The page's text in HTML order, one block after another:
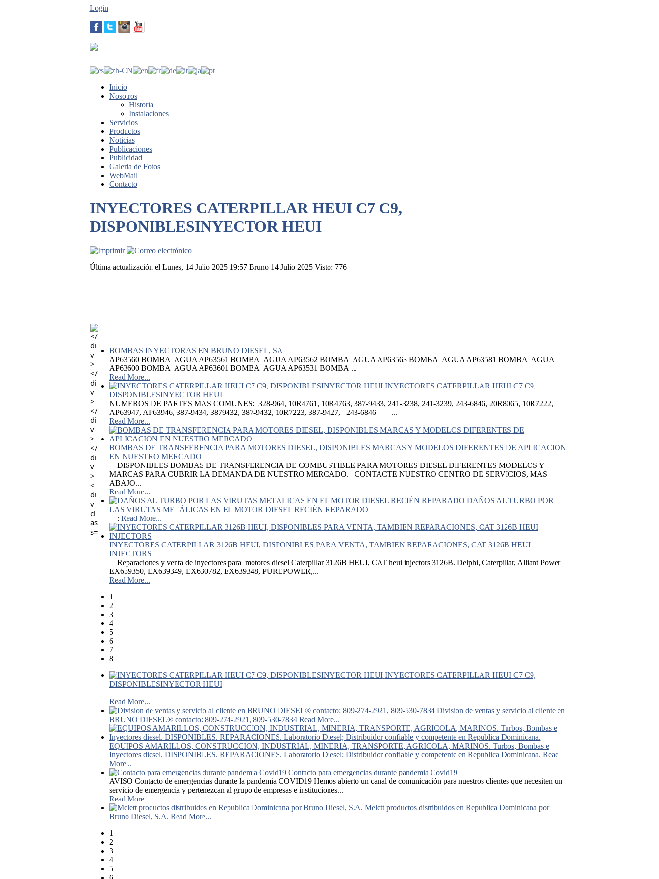
Login
Inicio
Nosotros
Historia
Instalaciones
Servicios
Productos
Noticias
Publicaciones
Publicidad
Galeria de Fotos
WebMail
Contacto
INYECTORES CATERPILLAR HEUI C7 C9,
DISPONIBLESINYECTOR HEUI
Última actualización el Lunes, 14 Julio 2025 19:57 Bruno 14 Julio 2025 Visto: 776
BOMBAS INYECTORAS EN BRUNO DIESEL, SA
AP63560 BOMBA AGUA AP63561 BOMBA AGUA AP63562 BOMBA AGUA AP63563 BOMBA AGUA AP63581 BOMBA AGUA
AP63600 BOMBA AGUA AP63601 BOMBA AGUA AP63531 BOMBA ...
Read More...
INYECTORES CATERPILLAR HEUI C7 C9,
DISPONIBLESINYECTOR HEUI
NUMEROS DE PARTES MAS COMUNES: 328-964, 10R4761, 10R4763, 387-9433, 241-3238, 241-3239, 243-6846, 20R8065, 10R7222,
AP63947, AP63946, 387-9434, 3879432, 387-9432, 10R7223, 387-9427, 243-6846 ...
Read More...
BOMBAS DE TRANSFERENCIA PARA MOTORES DIESEL, DISPONIBLES MARCAS Y MODELOS DIFERENTES DE APLICACION
EN NUESTRO MERCADO
DISPONIBLES BOMBAS DE TRANSFERENCIA DE COMBUSTIBLE PARA MOTORES DIESEL DIFERENTES MODELOS Y
MARCAS PARA CUBRIR LA DEMANDA DE NUESTRO MERCADO. CONTACTE NUESTRO CENTRO DE SERVICIOS, MAS
ABAJO...
Read More...
DAÑOS AL TURBO POR
LAS VIRUTAS METÁLICAS EN EL MOTOR DIESEL RECIÉN REPARADO
: Read More...
INYECTORES CATERPILLAR 3126B HEUI, DISPONIBLES PARA VENTA, TAMBIEN REPARACIONES, CAT 3126B HEUI
INJECTORS
Reparaciones y venta de inyectores para motores diesel Caterpillar 3126B HEUI, CAT heui injectors 3126B. Delphi, Caterpillar, Alliant Power
EX639350, EX639349, EX630782, EX639348, PUREPOWER,...
Read More...
1
2
3
4
5
6
7
8
INYECTORES CATERPILLAR HEUI C7 C9,
DISPONIBLESINYECTOR HEUI
Read More...
Division de ventas y servicio al cliente en
BRUNO DIESEL® contacto: 809-274-2921, 809-530-7834 Read More...
EQUIPOS AMARILLOS, CONSTRUCCION, INDUSTRIAL, MINERIA, TRANSPORTE, AGRICOLA, MARINOS. Turbos, Bombas e
Inyectores diesel. DISPONIBLES. REPARACIONES. Laboratorio Diesel; Distribuidor confiable y competente en Republica Dominicana. Read
More...
Contacto para emergencias durante pandemia Covid19
AVISO Contacto de emergencias durante la pandemia COVID19 Hemos abierto un canal de comunicación para nuestros clientes que necesiten un
servicio de emergencia y pertenezcan al grupo de empresas e instituciones...
Read More...
Melett productos distribuidos en Republica Dominicana por
Bruno Diesel, S.A. Read More...
1
2
3
4
5
6